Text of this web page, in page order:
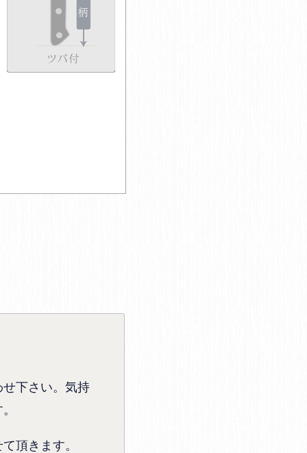
下さい。気持
頂きます。